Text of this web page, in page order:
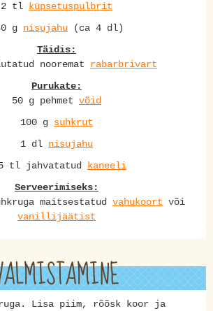
2 tl
küpsetuspulbrit
g nisujahu (ca 4 dl)
Täidis:
nooremat rabarbrivart
Purukate:
50 g pehmet võid
100 g suhkrut
1 dl nisujahu
tl jahvatatud
kaneeli
Serveerimiseks:
maitsestatud vahukoort või
vanillijäätist
Lisa piim, rõõsk koor ja